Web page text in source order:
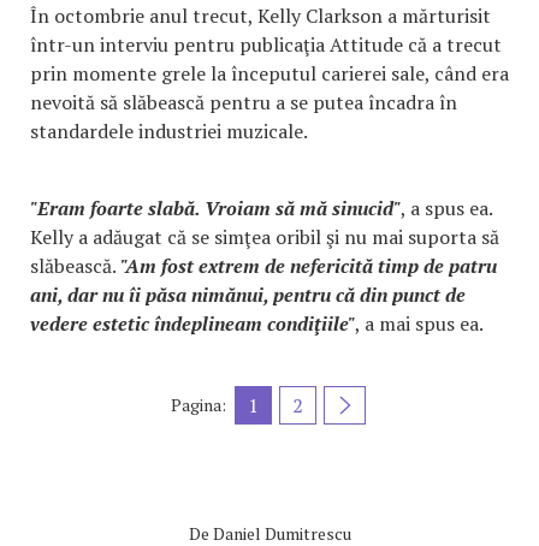
În octombrie anul trecut, Kelly Clarkson a mărturisit
într-un interviu pentru publicaţia Attitude că a trecut
prin momente grele la începutul carierei sale, când era
nevoită să slăbească pentru a se putea încadra în
standardele industriei muzicale.
"Eram foarte slabă. Vroiam să mă sinucid", a spus ea.
Kelly a adăugat că se simţea oribil şi nu mai suporta să
slăbească. "Am fost extrem de nefericită timp de patru
ani, dar nu îi păsa nimănui, pentru că din punct de
vedere estetic îndeplineam condiţiile", a mai spus ea.
Pagina: 1 2
De Daniel Dumitrescu